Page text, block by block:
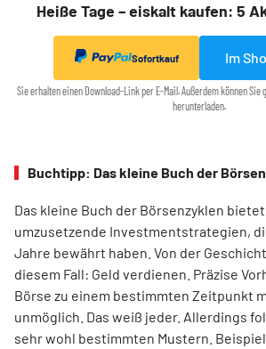
Heiße Tage – eiskalt kaufen: 5
Sofortkauf Im
Sie erhalten einen Download-Link per E-Mail. Außerdem können
herunterladen.
Buchtipp: Das kleine Buch der
Das kleine Buch der Börsenzyklen
umzusetzende Investmentstrategien,
Jahre bewährt haben. Von der
diesem Fall: Geld verdienen. Präzise
Börse zu einem bestimmten Zeitpunkt
unmöglich. Das weiß jeder. Allerdings
sehr wohl bestimmten Mustern.